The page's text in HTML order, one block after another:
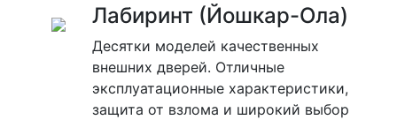
Лабиринт (Йошкар-Ола)
Десятки моделей качественных
внешних дверей. Отличные
эксплуатационные характеристики,
защита от взлома и широкий выбор